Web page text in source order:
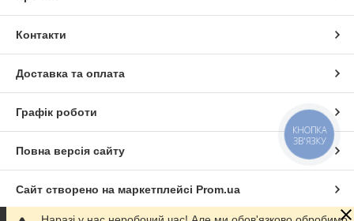
Контакти
Доставка та оплата
Графік роботи
Повна версія сайту
Сайт створено на маркетплейсі Prom.ua
КНОПКА
ЗВ'ЯЗКУ